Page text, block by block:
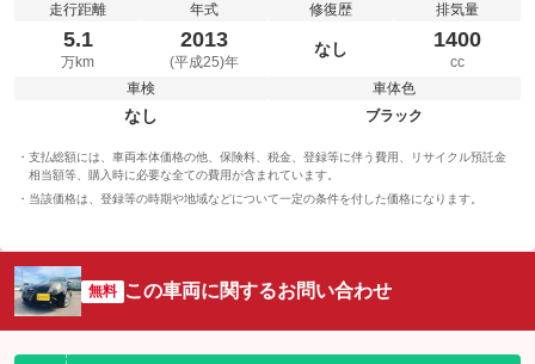
走行距離
5.1
万km
年式
2013
(平成25)年
修復歴
なし
排気量
1400
cc
車検
なし
車体色
ブラック
支払総額には、車両本体価格の他、保険料、税金、登録等に伴う費用、リサイクル預託金
相当額等、購入時に必要な全ての費用が含まれています。
当該価格は、登録等の時期や地域などについて一定の条件を付した価格になります。
無料 この車両に関するお問い合わせ